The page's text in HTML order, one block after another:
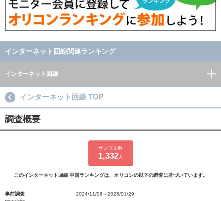
インターネット回線関連ランキング
インターネット回線
インターネット回線 TOP
調査概要
サンプル数
1,332人
このインターネット回線 中国ランキングは、オリコンの以下の調査に基づいています。
事前調査
2024/11/06～2025/01/29